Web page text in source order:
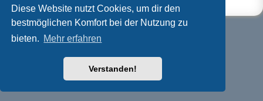
Diese Website nutzt Cookies, um dir den
bestmöglichen Komfort bei der Nutzung zu
bieten. Mehr erfahren
Verstanden!
Datenschutz |Nutzungsbedingungen